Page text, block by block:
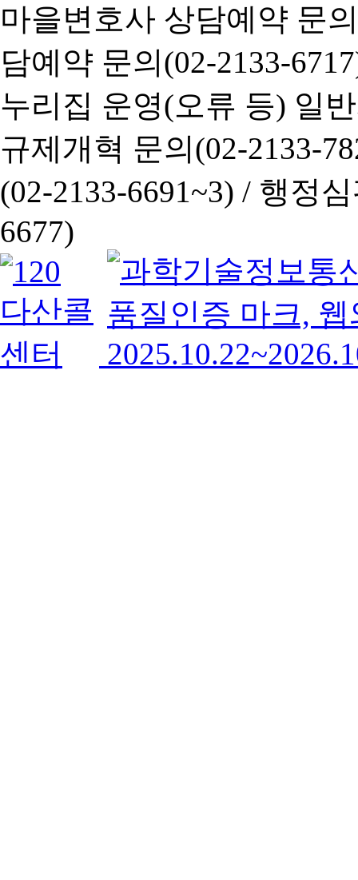
마을변호사 상담예약 문
담예약 문의(02-2133-
누리집 운영(오류 등) 일
규제개혁 문의(02-2133-
(02-2133-6691~3) / 행정심
6677)